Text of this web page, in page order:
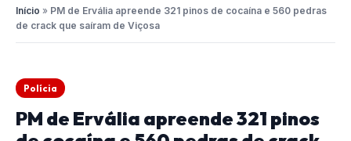
Início » PM de Ervália apreende 321 pinos de cocaína e 560 pedras
de crack que saíram de Viçosa
Polícia
PM de Ervália apreende 321 pinos